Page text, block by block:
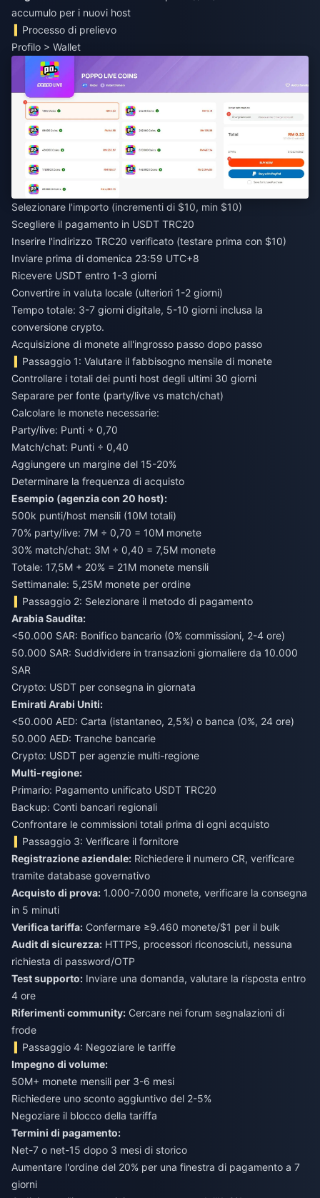
accumulo per i nuovi host
Processo di prelievo
Profilo > Wallet
Selezionare l'importo (incrementi di $10, min $10)
Scegliere il pagamento in USDT TRC20
Inserire l'indirizzo TRC20 verificato (testare prima con $10)
Inviare prima di domenica 23:59 UTC+8
Ricevere USDT entro 1-3 giorni
Convertire in valuta locale (ulteriori 1-2 giorni)
Tempo totale: 3-7 giorni digitale, 5-10 giorni inclusa la
conversione crypto.
Acquisizione di monete all'ingrosso passo dopo passo
Passaggio 1: Valutare il fabbisogno mensile di monete
Controllare i totali dei punti host degli ultimi 30 giorni
Separare per fonte (party/live vs match/chat)
Calcolare le monete necessarie:
Party/live: Punti ÷ 0,70
Match/chat: Punti ÷ 0,40
Aggiungere un margine del 15-20%
Determinare la frequenza di acquisto
Esempio (agenzia con 20 host):
500k punti/host mensili (10M totali)
70% party/live: 7M ÷ 0,70 = 10M monete
30% match/chat: 3M ÷ 0,40 = 7,5M monete
Totale: 17,5M + 20% = 21M monete mensili
Settimanale: 5,25M monete per ordine
Passaggio 2: Selezionare il metodo di pagamento
Arabia Saudita:
<50.000 SAR: Bonifico bancario (0% commissioni, 2-4 ore)
50.000 SAR: Suddividere in transazioni giornaliere da 10.000
SAR
Crypto: USDT per consegna in giornata
Emirati Arabi Uniti:
<50.000 AED: Carta (istantaneo, 2,5%) o banca (0%, 24 ore)
50.000 AED: Tranche bancarie
Crypto: USDT per agenzie multi-regione
Multi-regione:
Primario: Pagamento unificato USDT TRC20
Backup: Conti bancari regionali
Confrontare le commissioni totali prima di ogni acquisto
Passaggio 3: Verificare il fornitore
Registrazione aziendale: Richiedere il numero CR, verificare
tramite database governativo
Acquisto di prova: 1.000-7.000 monete, verificare la consegna
in 5 minuti
Verifica tariffa: Confermare ≥9.460 monete/$1 per il bulk
Audit di sicurezza: HTTPS, processori riconosciuti, nessuna
richiesta di password/OTP
Test supporto: Inviare una domanda, valutare la risposta entro
4 ore
Riferimenti community: Cercare nei forum segnalazioni di
frode
Passaggio 4: Negoziare le tariffe
Impegno di volume:
50M+ monete mensili per 3-6 mesi
Richiedere uno sconto aggiuntivo del 2-5%
Negoziare il blocco della tariffa
Termini di pagamento:
Net-7 o net-15 dopo 3 mesi di storico
Aumentare l'ordine del 20% per una finestra di pagamento a 7
giorni